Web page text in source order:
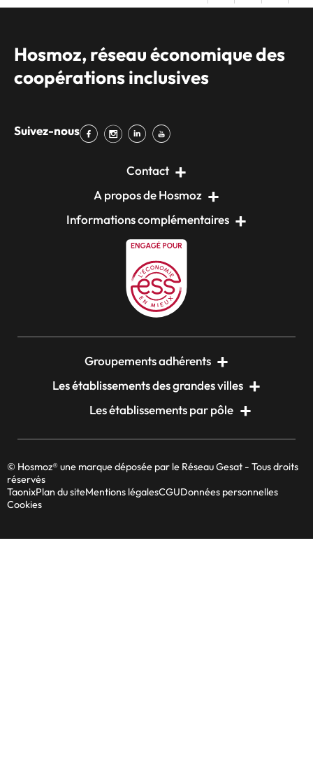
Hosmoz, réseau économique des
coopérations inclusives
Suivez-nous
Contact
A propos de Hosmoz
Informations complémentaires
Groupements adhérents
Les établissements des grandes villes
Les établissements par pôle
© Hosmoz® une marque déposée par le Réseau Gesat - Tous droits
réservés
TaonixPlan du siteMentions légalesCGUDonnées personnelles
Cookies